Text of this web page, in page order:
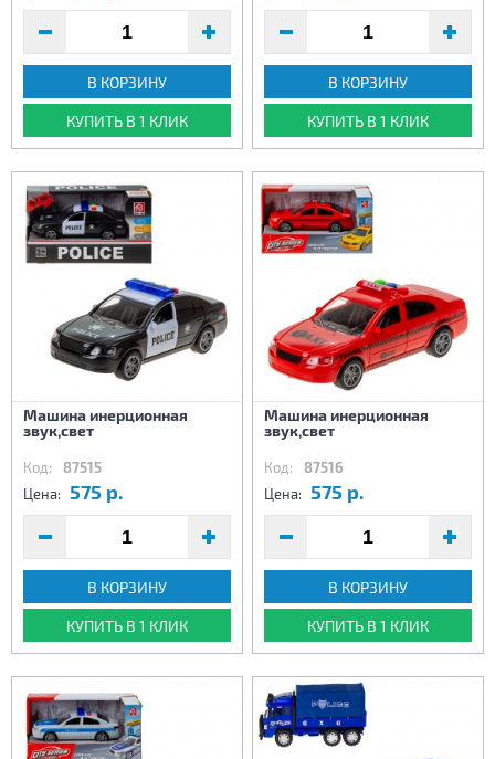
В КОРЗИНУ
КУПИТЬ В 1 КЛИК
В КОРЗИНУ
КУПИТЬ В 1 КЛИК
Машина инерционная
звук,свет
Код: 87515
Цена: 575 р.
В КОРЗИНУ
КУПИТЬ В 1 КЛИК
Машина инерционная
звук,свет
Код: 87516
Цена: 575 р.
В КОРЗИНУ
КУПИТЬ В 1 КЛИК